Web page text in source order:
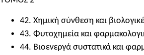
42. Χημική σύνθεση και
43. Φυτοχημεία και
44. Βιοενεργά συστατικά και